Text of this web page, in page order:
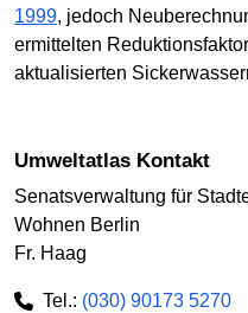
1999, jedoch
ermittelten
aktualisierten
Umweltatlas Kontakt
Senatsverwaltung für
Wohnen Berlin
Fr. Haag
Tel.: (030) 90173 5270